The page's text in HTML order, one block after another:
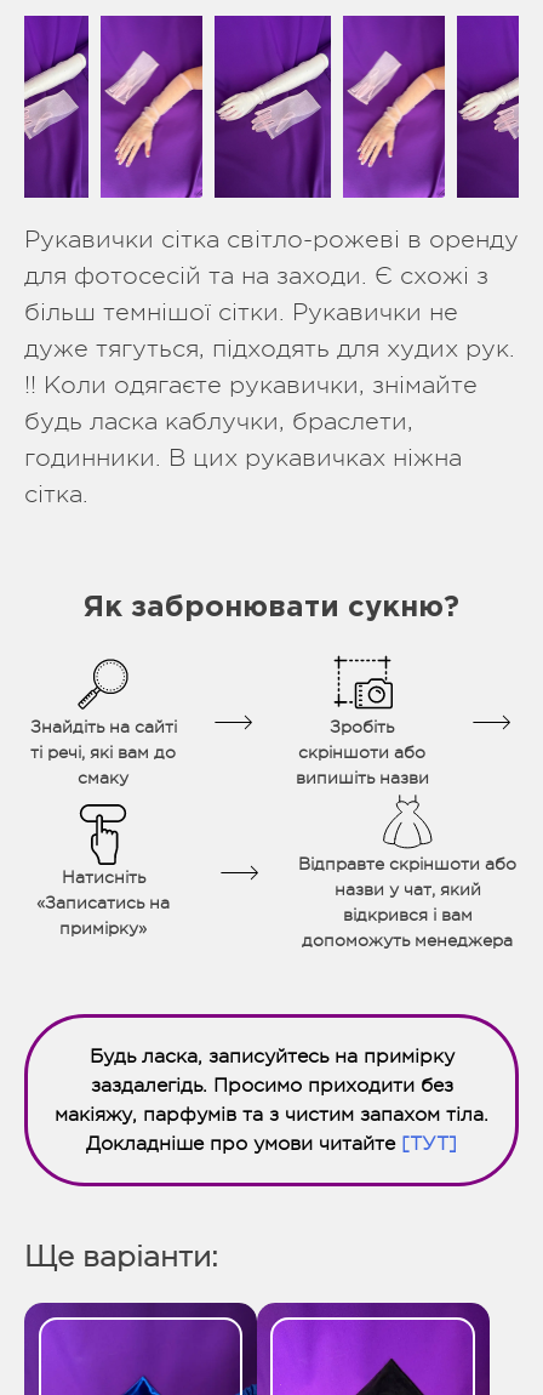
Рукавички сітка світло-рожеві в оренду
для фотосесій та на заходи. Є схожі з
більш темнішої сітки. Рукавички не
дуже тягуться, підходять для худих рук.
!! Коли одягаєте рукавички, знімайте
будь ласка каблучки, браслети,
годинники. В цих рукавичках ніжна
сітка.
Як забронювати сукню?
Знайдіть на сайті
ті речі, які вам до
смаку
Зробіть
скріншоти або
випишіть назви
Натисніть
«Записатись на
примірку»
Відправте скріншоти або
назви у чат, який
відкрився і вам
допоможуть менеджера
Будь ласка, записуйтесь на примірку
заздалегідь. Просимо приходити без
макіяжу, парфумів та з чистим запахом тіла.
Докладніше про умови читайте [ТУТ]
Ще варіанти: